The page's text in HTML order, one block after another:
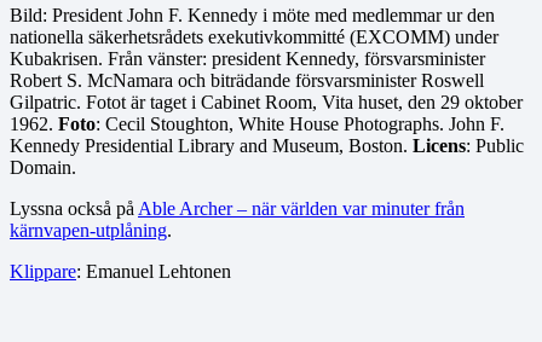
Bild: President John F. Kennedy i möte med medlemmar ur den
nationella säkerhetsrådets exekutivkommitté (EXCOMM) under
Kubakrisen. Från vänster: president Kennedy, försvarsminister
Robert S. McNamara och biträdande försvarsminister Roswell
Gilpatric. Fotot är taget i Cabinet Room, Vita huset, den 29 oktober
1962. Foto: Cecil Stoughton, White House Photographs. John F.
Kennedy Presidential Library and Museum, Boston. Licens: Public
Domain.
Lyssna också på Able Archer – när världen var minuter från
kärnvapen-utplåning.
Klippare: Emanuel Lehtonen